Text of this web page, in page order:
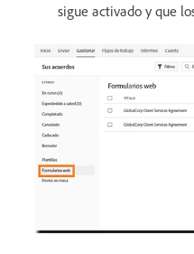
sigue activado y que